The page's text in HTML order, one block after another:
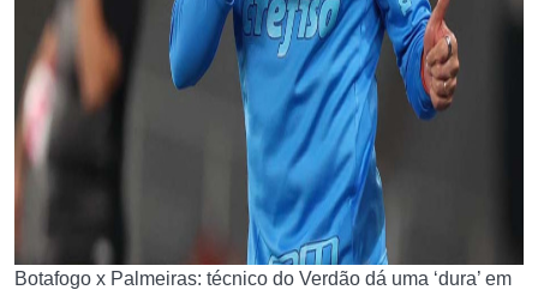
Botafogo x Palmeiras: técnico do Verdão dá uma ‘dura’ em